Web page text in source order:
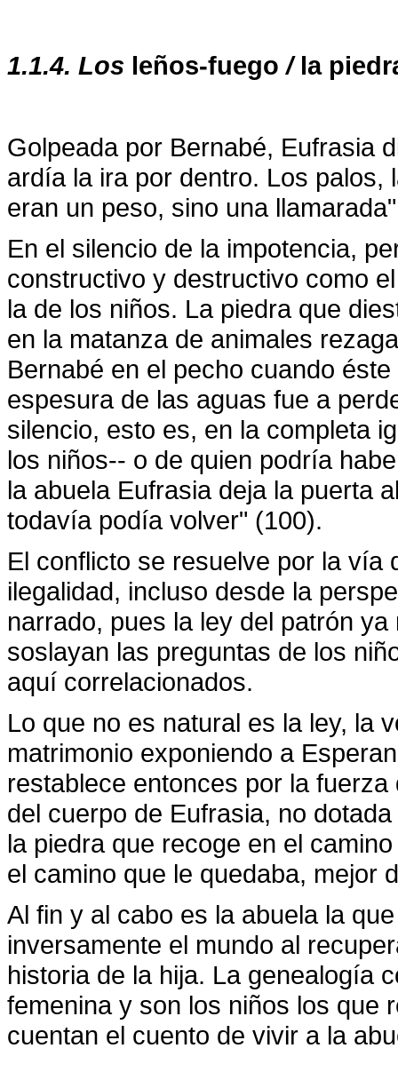
1.1.4. Los leños-fuego/ la
Golpeada por Bernabé, Eufrasia
ardía la ira por dentro. Los palos,
eran un peso, sino una
En el silencio de la impotencia,
constructivo y destructivo como
la de los niños. La piedra que
en la matanza de animales
Bernabé en el pecho cuando
espesura de las aguas fue a
silencio, esto es, en la completa
los niños-- o de quien podría
la abuela Eufrasia deja la puerta
todavía podía volver" (100).
El conflicto se resuelve por la vía
ilegalidad, incluso desde la
narrado, pues la ley del patrón
soslayan las preguntas de los
aquí correlacionados.
Lo que no es natural es la ley, la
matrimonio exponiendo a
restablece entonces por la
del cuerpo de Eufrasia, no
la piedra que recoge en el
el camino que le quedaba, mejor
Al fin y al cabo es la abuela la
inversamente el mundo al
historia de la hija. La genealogía
femenina y son los niños los que
cuentan el cuento de vivir a la